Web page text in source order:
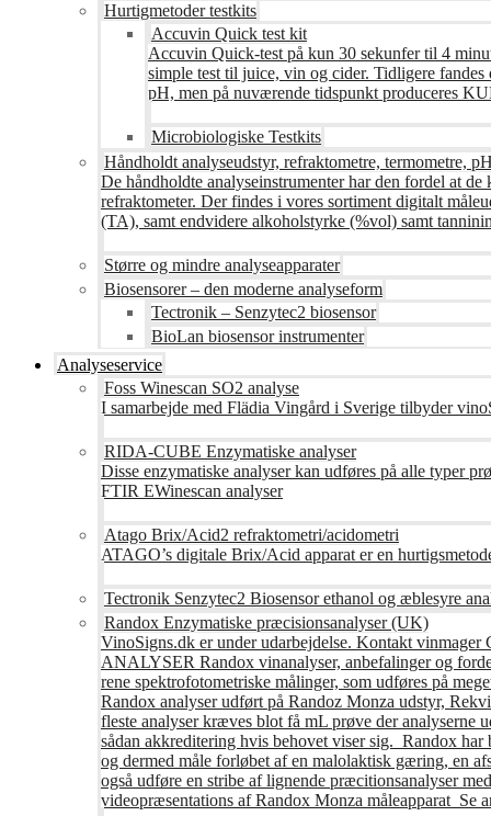
Hurtigmetoder testkits
Accuvin Quick test kit
Accuvin Quick-test på kun 30 sekunfer til 4
simple test til juice, vin og cider. Tidligere
pH, men på nuværende tidspunkt produceres
Microbiologiske Testkits
Håndholdt analyseudstyr, refraktometre, termometre,
De håndholdte analyseinstrumenter har den fordel at
refraktometer. Der findes i vores sortiment digitalt
(TA), samt endvidere alkoholstyrke (%vol) samt
Større og mindre analyseapparater
Biosensorer – den moderne analyseform
Tectronik – Senzytec2 biosensor
BioLan biosensor instrumenter
Analyseservice
Foss Winescan SO2 analyse
I samarbejde med Flädia Vingård i Sverige tilbyder
RIDA-CUBE Enzymatiske analyser
Disse enzymatiske analyser kan udføres på alle typer
FTIR EWinescan analyser
Atago Brix/Acid2 refraktometri/acidometri
ATAGO’s digitale Brix/Acid apparat er en
Tectronik Senzytec2 Biosensor ethanol og æblesyre
Randox Enzymatiske præcisionsanalyser (UK)
VinoSigns.dk er under udarbejdelse. Kontakt
ANALYSER Randox vinanalyser, anbefalinger og
rene spektrofotometriske målinger, som udføres på
Randox analyser udført på Randoz Monza udstyr,
fleste analyser kræves blot få mL prøve der analyserne
sådan akkreditering hvis behovet viser sig. Randox
og dermed måle forløbet af en malolaktisk gæring, en
også udføre en stribe af lignende præcitionsanalyser
videopræsentations af Randox Monza måleapparat